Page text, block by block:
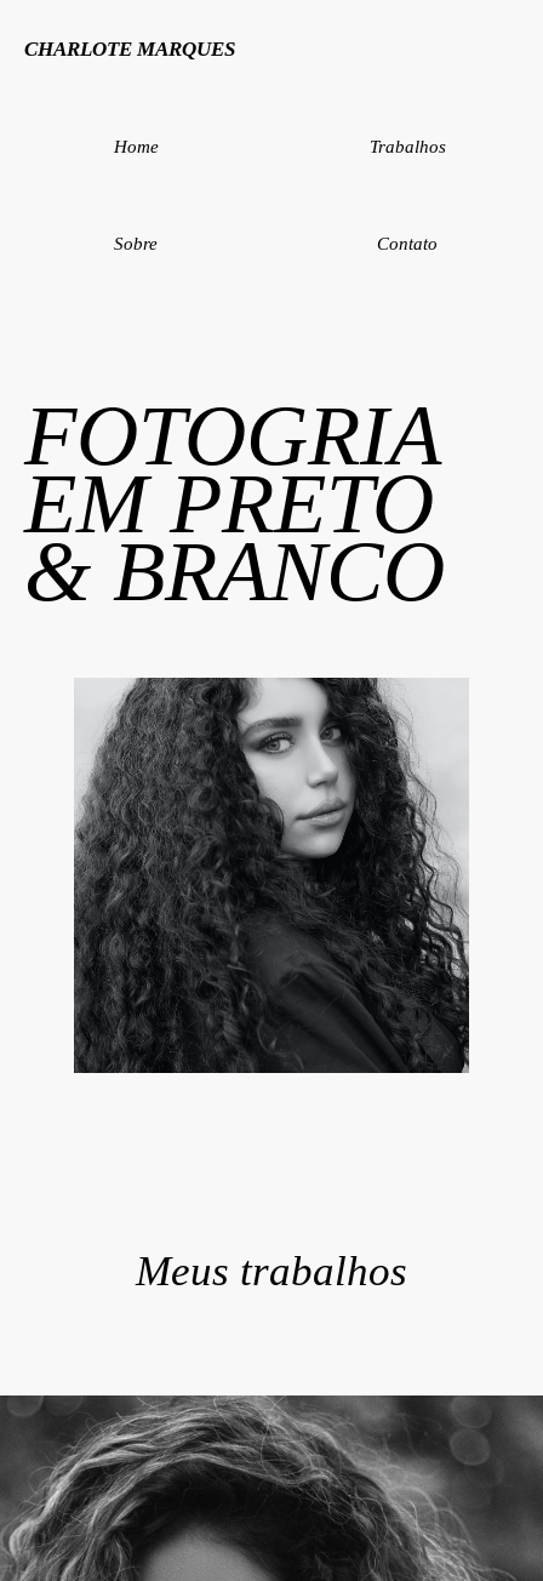
CHARLOTE MARQUES
Home Trabalhos
Sobre Contato
FOTOGRIA
EM PRETO
& BRANCO
Meus trabalhos